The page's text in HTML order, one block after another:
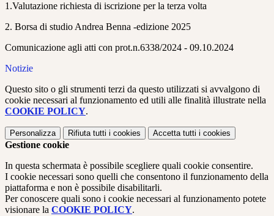
1.Valutazione richiesta di iscrizione per la terza volta
2. Borsa di studio Andrea Benna -edizione 2025
Comunicazione agli atti con prot.n.6338/2024 - 09.10.2024
Notizie
Questo sito o gli strumenti terzi da questo utilizzati si avvalgono di
cookie necessari al funzionamento ed utili alle finalità illustrate nella
COOKIE POLICY.
Personalizza Rifiuta tutti i cookies Accetta tutti i cookies
Gestione cookie
In questa schermata è possibile scegliere quali cookie consentire.
I cookie necessari sono quelli che consentono il funzionamento della
piattaforma e non è possibile disabilitarli.
Per conoscere quali sono i cookie necessari al funzionamento potete
visionare la COOKIE POLICY.